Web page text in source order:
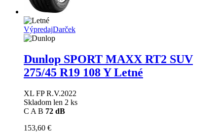
VýpredajDarček
Dunlop SPORT MAXX RT2 SUV
275/45 R19 108 Y Letné
XL FP R.V.2022
Skladom len 2 ks
C A B 72 dB
153,60 €